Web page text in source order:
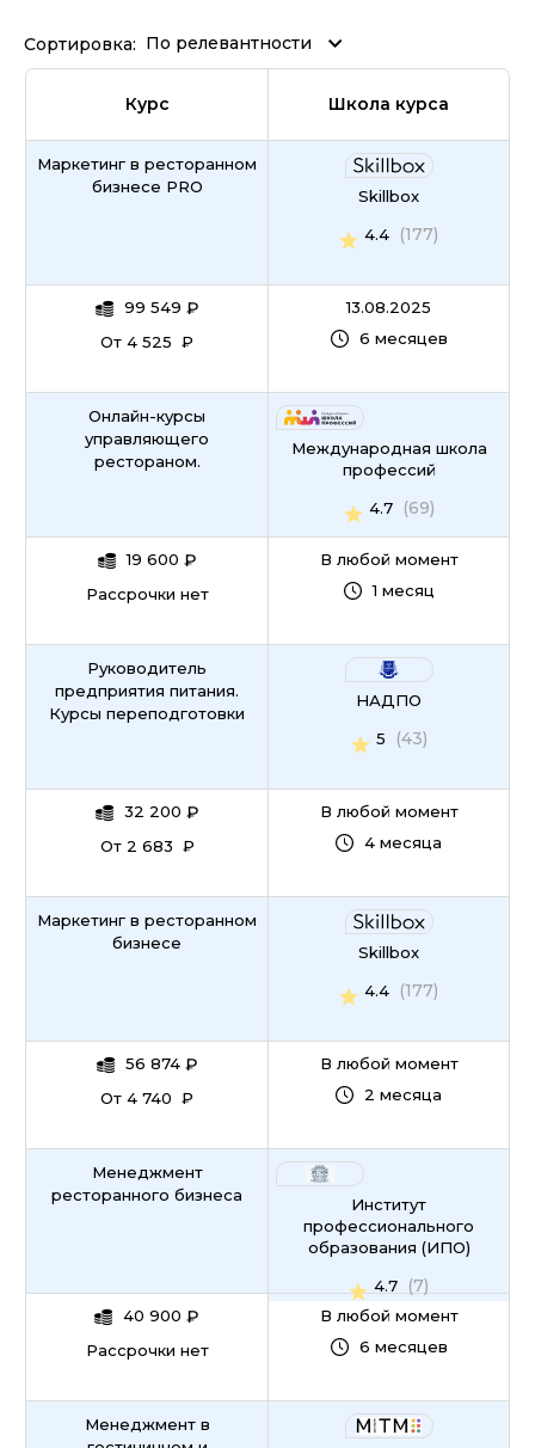
Сортировка: По релевантности
Курс Школа курса
Маркетинг в ресторанном
бизнесе PRO
99 549 ₽
От 4 525 ₽
Skillbox
4.4
(177)
13.08.2025
6 месяцев
Онлайн-курсы
управляющего
рестораном.
19 600 ₽
Рассрочки нет
Международная школа
профессий
4.7
(69)
В любой момент
1 месяц
Руководитель
предприятия питания.
Курсы переподготовки
32 200 ₽
От 2 683 ₽
НАДПО
5
(43)
В любой момент
4 месяца
Маркетинг в ресторанном
бизнесе
56 874₽
От 4 740 ₽
Skillbox
4.4
(177)
В любой момент
2 месяца
Менеджмент
ресторанного бизнеса
40 900 ₽
Рассрочки нет
Институт
профессионального
образования (ИПО)
4.7
(7)
В любой момент
6 месяцев
Менеджмент в